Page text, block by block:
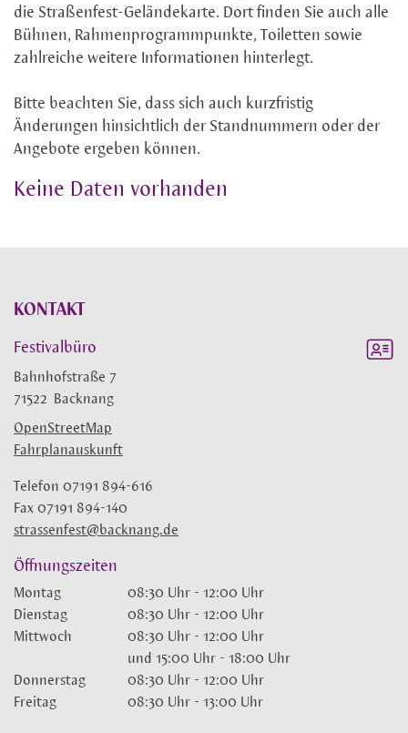
KONTAKT
Festivalbüro
Bahnhofstraße 7
71522
Backnang
OpenStreetMap
Fahrplanauskunft
strassenfest@backnang.de
Telefon 07191 894-616
Fax 07191 894-140
Öffnungszeiten
Montag 08:30 Uhr -12:00 Uhr
Dienstag
08:30 Uhr -12:00 Uhr
Mittwoch
08:30 Uhr -12:00 Uhr
und15:00 Uhr -18:00 Uhr
Donnerstag
08:30 Uhr -12:00 Uhr
Freitag
08:30 Uhr -13:00 Uhr
die Straßenfest-Geländekarte. Dort finden Sie auch alle
Bühnen, Rahmenprogrammpunkte, Toiletten sowie
zahlreiche weitere Informationen hinterlegt.
Bitte beachten Sie, dass sich auch kurzfristig
Änderungen hinsichtlich der Standnummern oder der
Angebote ergeben können.
Keine Daten vorhanden